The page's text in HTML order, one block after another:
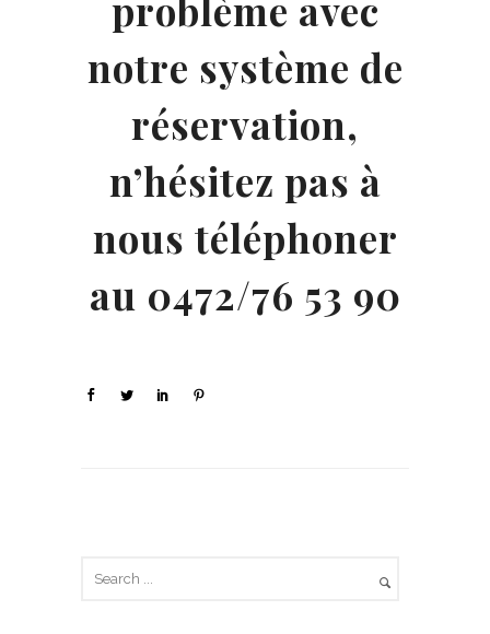
problème avec
notre système de
réservation,
n’hésitez pas à
nous téléphoner
au 0472/76 53 90